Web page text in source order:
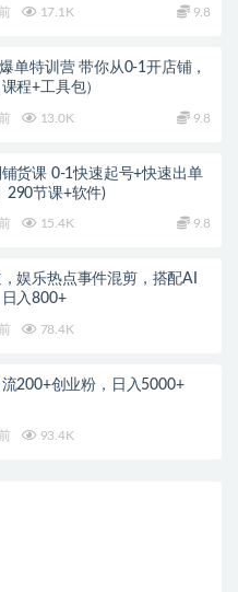
17.1K 9.8
单特训营 带你从0-1开店铺，
程+工具包）
13.0K 9.8
货课 0-1快速起号+快速出单
290节课+软件)
15.4K 9.8
娱乐热点事件混剪，搭配AI
入800+
78.4K
200+创业粉，日入5000+
93.4K